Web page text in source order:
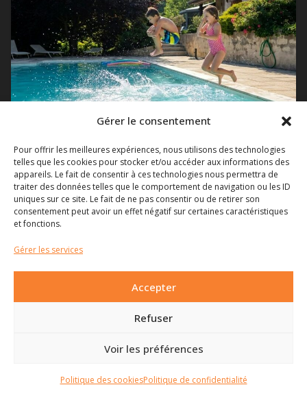
Gérer le consentement
Pour offrir les meilleures expériences, nous utilisons des technologies
telles que les cookies pour stocker et/ou accéder aux informations des
appareils. Le fait de consentir à ces technologies nous permettra de
traiter des données telles que le comportement de navigation ou les ID
uniques sur ce site. Le fait de ne pas consentir ou de retirer son
consentement peut avoir un effet négatif sur certaines caractéristiques
et fonctions.
Gérer les services
Accepter
Refuser
Voir les préférences
Politique des cookiesPolitique de confidentialité
MAISON À VENDRE À BRIÉ-ET-ANGONNES DE
PARTICULIER À PARTICULIER AVEC PISCINE ET
GRAND GARAGE
219 m²
775 000 €